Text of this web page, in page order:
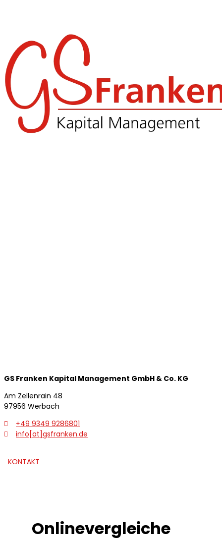
GS Franken Kapital Management GmbH & Co. KG
Am Zellenrain 48
97956 Werbach
+49 9349 9286801
info[at]gsfranken.de
KONTAKT
zurück
Onlinevergleiche